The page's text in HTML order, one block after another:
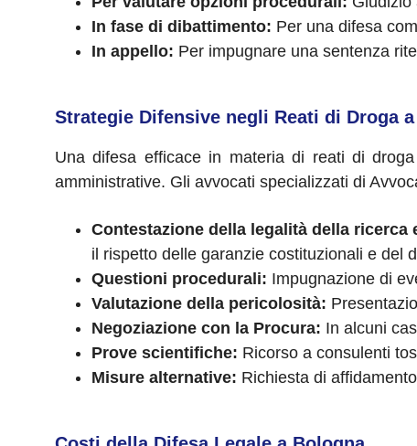
In fase di dibattimento: Per una difesa
In appello: Per impugnare una sentenza
Strategie Difensive negli Reati di Droga
Una difesa efficace in materia di reati di
amministrative. Gli avvocati specializzati di
Contestazione della legalità della ricerca
il rispetto delle garanzie costituzionali e del
Questioni procedurali: Impugnazione di
Valutazione della pericolosità:
Negoziazione con la Procura: In alcuni
Prove scientifiche: Ricorso a consulenti
Misure alternative: Richiesta di